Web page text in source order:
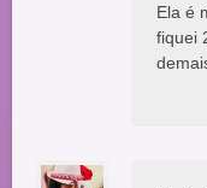
Ela é
fiquei